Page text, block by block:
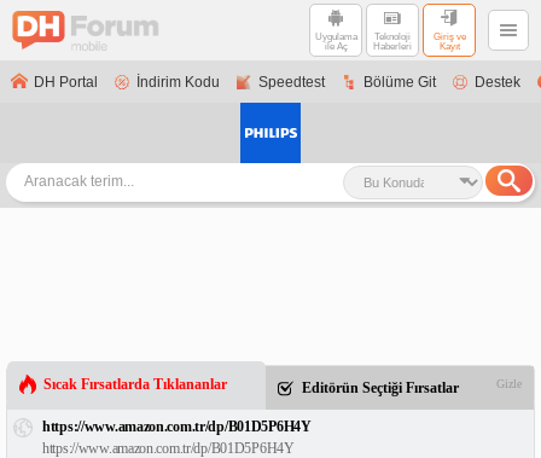
Uygulama
ile Aç
Teknoloji
Haberleri
Giriş ve
Kayıt
DH Portal İndirim Kodu Speedtest Bölüme Git Destek
Sıcak Fırsatlarda Tıklananlar Editörün Seçtiği Fırsatlar Gizle
https://www.amazon.com.tr/dp/B01D5P6H4Y
https://www.amazon.com.tr/dp/B01D5P6H4Y